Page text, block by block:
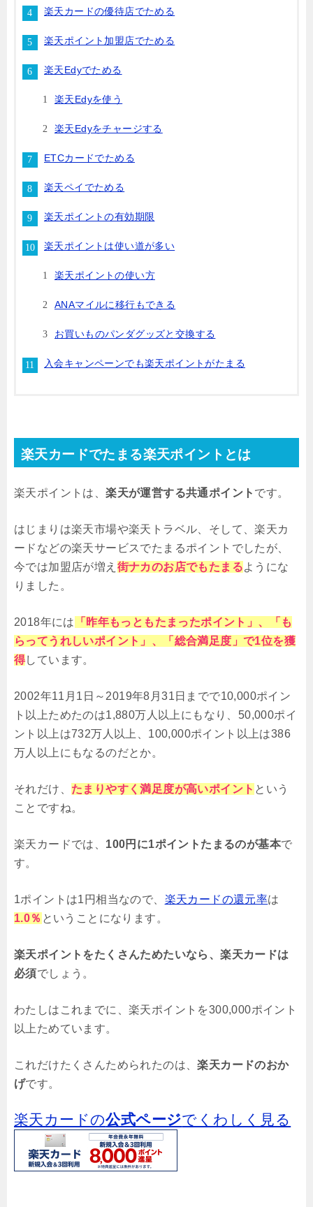
楽天カードの優待店でためる
楽天ポイント加盟店でためる
楽天Edyでためる
楽天Edyを使う
楽天Edyをチャージする
ETCカードでためる
楽天ペイでためる
楽天ポイントの有効期限
楽天ポイントは使い道が多い
楽天ポイントの使い方
ANAマイルに移行もできる
お買いものパンダグッズと交換する
入会キャンペーンでも楽天ポイントがたまる
楽天カードでたまる楽天ポイントとは
楽天ポイントは、楽天が運営する共通ポイント です。
はじまりは楽天市場や楽天トラベル、そして、楽天カ
ードなどの楽天サービスでたまるポイントでしたが、
今では加盟店が増え 街ナカのお店でもたまるようにな
りました。
2018年には
「昨年もっともたまったポイント」、「も
らってうれしいポイント」、「総合満足度」で1位を獲
得しています。
2002年11月1日～2019年8月31日までで10,000ポイン
ト以上ためたのは1,880万人以上にもなり、50,000ポイ
ント以上は732万人以上、100,000ポイント以上は386
万人以上にもなるのだとか。
それだけ、 たまりやすく満足度が高いポイント という
ことですね。
楽天カードでは、 100円に1ポイントたまるのが基本で
す。
1ポイントは1円相当なので、 楽天カードの還元率は
1.0％ ということになります。
楽天ポイントをたくさんためたいなら、楽天カードは
必須でしょう。
わたしはこれまでに、楽天ポイントを300,000ポイント
以上ためています。
これだけたくさんためられたのは、楽天カードのおか
げです。
楽天カードの公式ページでくわしく見る